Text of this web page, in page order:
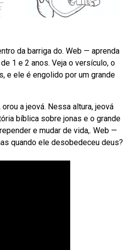
da barriga do. Web — aprenda
1 e 2 anos. Veja o versículo, o
e ele é engolido por um grande
a jeová. Nessa altura, jeová
bíblica sobre jonas e o grande
e mudar de vida,. Web —
quando ele desobedeceu deus?